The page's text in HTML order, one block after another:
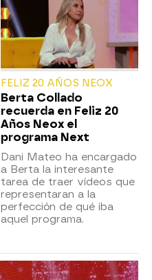
FELIZ 20 AÑOS NEOX
Berta Collado
recuerda en Feliz 20
Años Neox el
programa Next
Dani Mateo ha encargado
a Berta la interesante
tarea de traer vídeos que
representaran a la
perfección de qué iba
aquel programa.